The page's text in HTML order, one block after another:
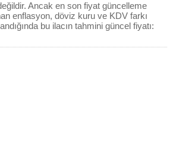
Ancak en son fiyat güncelleme
enflasyon, döviz kuru ve KDV farkı
bu ilacın tahmini güncel fiyatı: